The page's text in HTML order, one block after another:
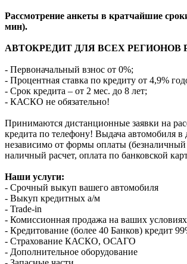
Рассмотрение анкеты в кратчайшие
мин).
АВТОКРЕДИТ ДЛЯ ВСЕХ РЕГИОНОВ
- Первоначальный взнос от 0%;
- Процентная ставка по кредиту от 4,9%
- Срок кредита – от 2 мес. до 8 лет;
- КАСКО не обязательно!
Принимаются дистанционные заявки на
кредита по телефону! Выдача автомобиля в
независимо от формы оплаты (безналичный
наличный расчет, оплата по банковской
Наши услуги:
- Срочный выкуп вашего автомобиля
- Выкуп кредитных а/м
- Trade-in
- Комиссионная продажа на ваших условиях
- Кредитование (более 40 Банков) кредит
- Страхование КАСКО, ОСАГО
- Дополнительное оборудование